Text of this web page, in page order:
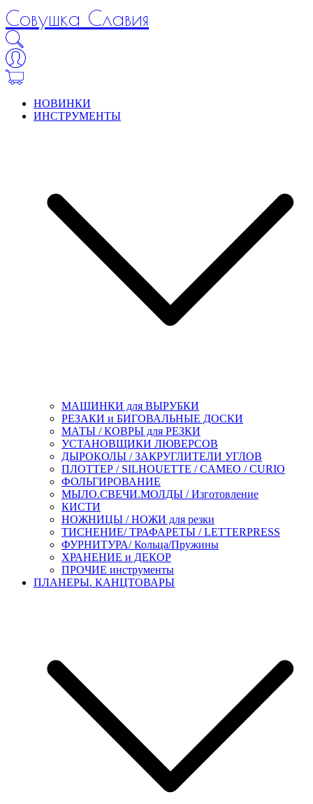
Совушка Славия
НОВИНКИ
ИНСТРУМЕНТЫ
МАШИНКИ для ВЫРУБКИ
РЕЗАКИ и БИГОВАЛЬНЫЕ ДОСКИ
МАТЫ / КОВРЫ для РЕЗКИ
УСТАНОВЩИКИ ЛЮВЕРСОВ
ДЫРОКОЛЫ / ЗАКРУГЛИТЕЛИ УГЛОВ
ПЛОТТЕР / SILHOUETTE / CAMEO / CURIO
ФОЛЬГИРОВАНИЕ
МЫЛО.СВЕЧИ.МОЛДЫ / Изготовление
КИСТИ
НОЖНИЦЫ / НОЖИ для резки
ТИСНЕНИЕ/ ТРАФАРЕТЫ / LETTERPRESS
ФУРНИТУРА/ Кольца/Пружины
ХРАНЕНИЕ и ДЕКОР
ПРОЧИЕ инструменты
ПЛАНЕРЫ. КАНЦТОВАРЫ